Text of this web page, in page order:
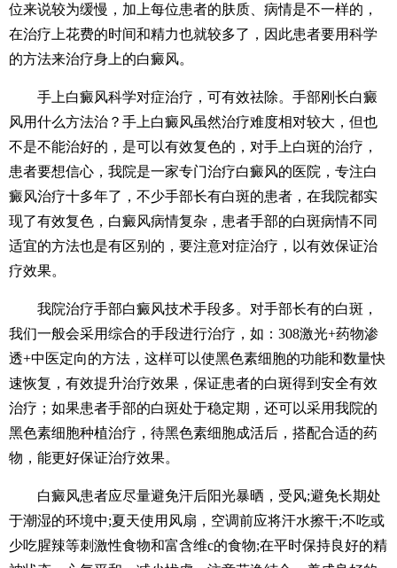
位来说较为缓慢，加上每位患者的肤质、病情是不一样的，
在治疗上花费的时间和精力也就较多了，因此患者要用科学
的方法来治疗身上的白癜风。
手上白癜风科学对症治疗，可有效祛除。手部刚长白癜
风用什么方法治？手上白癜风虽然治疗难度相对较大，但也
不是不能治好的，是可以有效复色的，对手上白斑的治疗，
患者要想信心，我院是一家专门治疗白癜风的医院，专注白
癜风治疗十多年了，不少手部长有白斑的患者，在我院都实
现了有效复色，白癜风病情复杂，患者手部的白斑病情不同
适宜的方法也是有区别的，要注意对症治疗，以有效保证治
疗效果。
我院治疗手部白癜风技术手段多。对手部长有的白斑，
我们一般会采用综合的手段进行治疗，如：308激光+药物渗
透+中医定向的方法，这样可以使黑色素细胞的功能和数量快
速恢复，有效提升治疗效果，保证患者的白斑得到安全有效
治疗；如果患者手部的白斑处于稳定期，还可以采用我院的
黑色素细胞种植治疗，待黑色素细胞成活后，搭配合适的药
物，能更好保证治疗效果。
白癜风患者应尽量避免汗后阳光暴晒，受风;避免长期处
于潮湿的环境中;夏天使用风扇，空调前应将汗水擦干;不吃或
少吃腥辣等刺激性食物和富含维c的食物;在平时保持良好的精